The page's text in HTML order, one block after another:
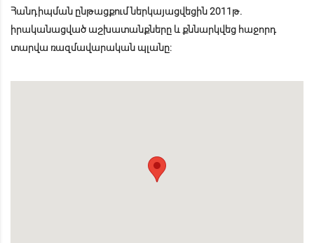
Հանդիպման ընթացքումներկայացվեցին2011թ.
իրականացված աշխատանքները ևքննարկվեց հաջորդ
տարվա ռազմավարական պլանը: